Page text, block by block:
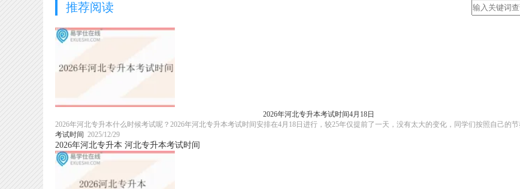
推荐阅读
2026年河北专升本考试时间4月18日
2026年河北专升本什么时候考试呢？2026年河北专升本考试时间安排在4月18日进行，较25年仅提前了一天，没有太大的变化，同学们按照自己的节
考试时间 2025/12/29
2026年河北专升本 河北专升本考试时间